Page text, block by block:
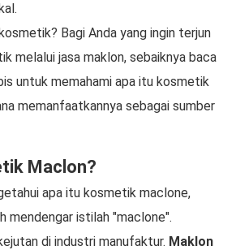
Bagi Anda yang ingin terjun
melalui jasa maklon, sebaiknya baca
untuk memahami apa itu kosmetik
memanfaatkannya sebagai sumber
Maclon?
apa itu kosmetik maclone,
mendengar istilah "maclone".
di industri manufaktur. Maklon